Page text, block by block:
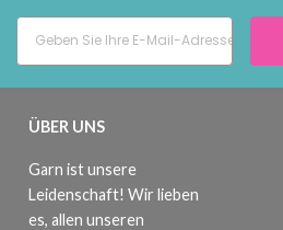
ÜBER UNS
Garn ist unsere
Leidenschaft! Wir lieben
es, allen unseren